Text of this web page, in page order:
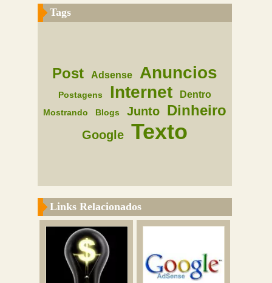
Tags
Post Adsense Anuncios
Postagens Internet Dentro
Mostrando Blogs Junto Dinheiro
Google Texto
Links Relacionados